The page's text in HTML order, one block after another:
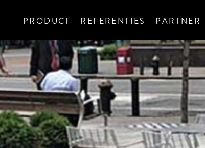
PRODUCT REFERENTIES PARTNER